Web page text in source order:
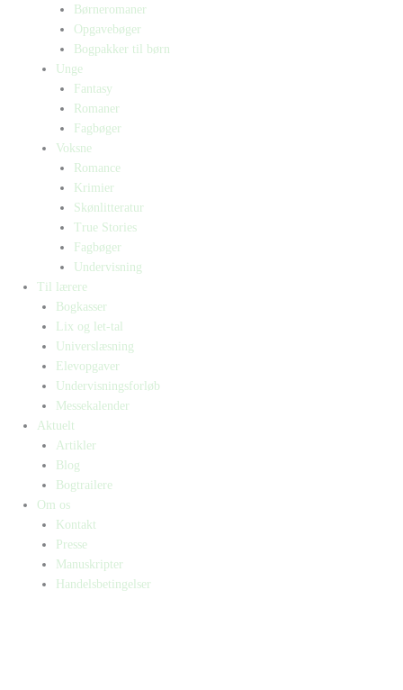
Børneromaner
Opgavebøger
Bogpakker til børn
Unge
Fantasy
Romaner
Fagbøger
Voksne
Romance
Krimier
Skønlitteratur
True Stories
Fagbøger
Undervisning
Til lærere
Bogkasser
Lix og let-tal
Universlæsning
Elevopgaver
Undervisningsforløb
Messekalender
Aktuelt
Artikler
Blog
Bogtrailere
Om os
Kontakt
Presse
Manuskripter
Handelsbetingelser